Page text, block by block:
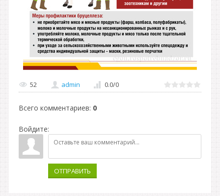
52 admin 0.0/0
Всего комментариев: 0
Войдите:
ОТПРАВИТЬ